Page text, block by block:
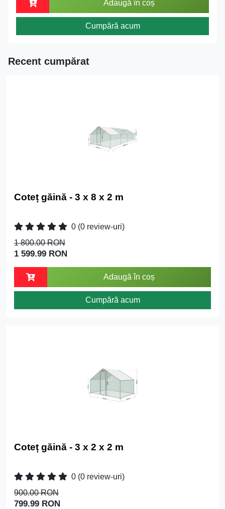
Adaugă în coș
Cumpără acum
Recent cumpărat
Coteț găină - 3 x 8 x 2 m
0 (0 review-uri)
1 800.00 RON
1 599.99 RON
Adaugă în coș
Cumpără acum
Coteț găină - 3 x 2 x 2 m
0 (0 review-uri)
900.00 RON
799.99 RON